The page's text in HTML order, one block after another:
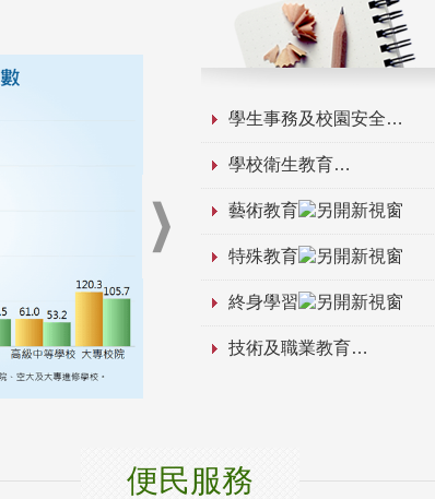
學生事務及校園安全
學校衛生教育
藝術教育
特殊教育
終身學習
技術及職業教育
便民服務